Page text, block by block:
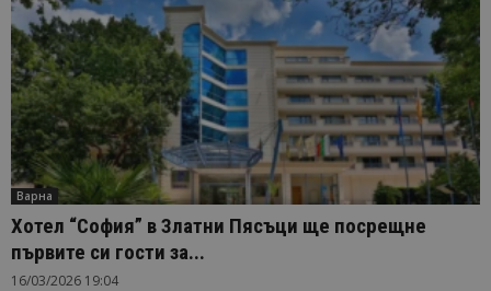
Варна
Хотел “София” в Златни Пясъци ще посрещне
първите си гости за...
16/03/2026 19:04